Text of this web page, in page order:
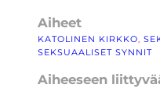
Aiheet
KATOLINEN KIRKKO,
SEKSUAALISET SYNNIT
Aiheeseen